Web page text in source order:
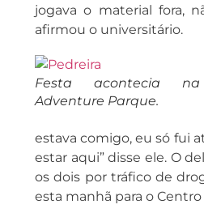
jogava o material fora,
afirmou o universitário.
Festa acontecia na
Adventure Parque.
estava comigo, eu só fui
estar aqui” disse ele. O
os dois por tráfico de
esta manhã para o